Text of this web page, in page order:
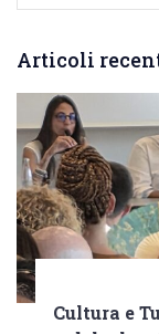
Articoli
Cultura e